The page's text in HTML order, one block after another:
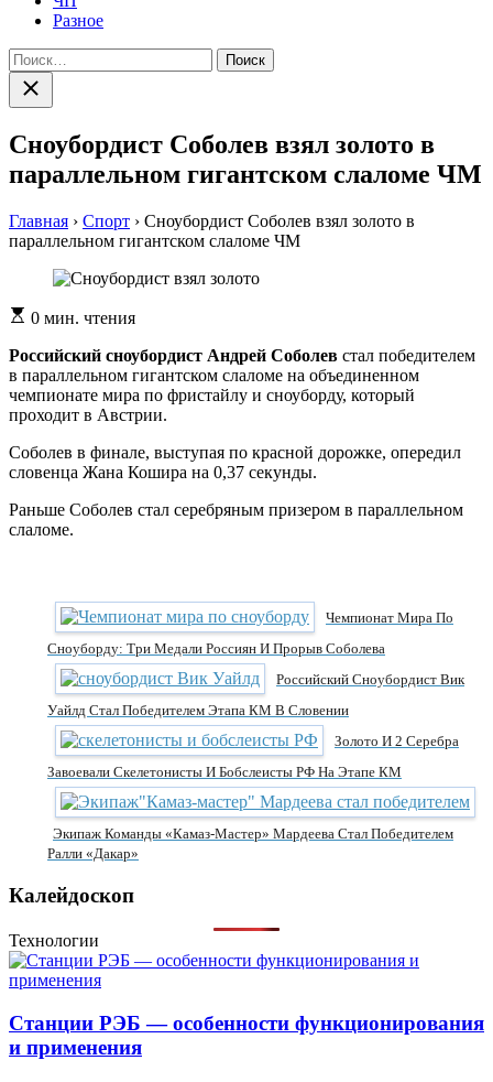
Разное
Найти:
Закрыть
поиск
Сноубордист Соболев взял золото в
параллельном гигантском слаломе ЧМ
Главная › Спорт › Сноубордист Соболев взял золото в
параллельном гигантском слаломе ЧМ
Расчетное
чтения
0 мин. чтения
Российский сноубордист Андрей Соболев стал победителем
в параллельном гигантском слаломе на объединенном
чемпионате мира по фристайлу и сноуборду, который
проходит в Австрии.
Соболев в финале, выступая по красной дорожке, опередил
словенца Жана Кошира на 0,37 секунды.
Раньше Соболев стал серебряным призером в параллельном
слаломе.
Чемпионат Мира По
Сноуборду: Три Медали Россиян И Прорыв Соболева
Российский Сноубордист Вик
Уайлд Стал Победителем Этапа КМ В Словении
Золото И 2 Серебра
Завоевали Скелетонисты И Бобслеисты РФ На Этапе КМ
Экипаж Команды «Камаз-Мастер» Мардеева Стал Победителем
Ралли «Дакар»
Калейдоскоп
Технологии
Станции РЭБ — особенности функционирования
и применения